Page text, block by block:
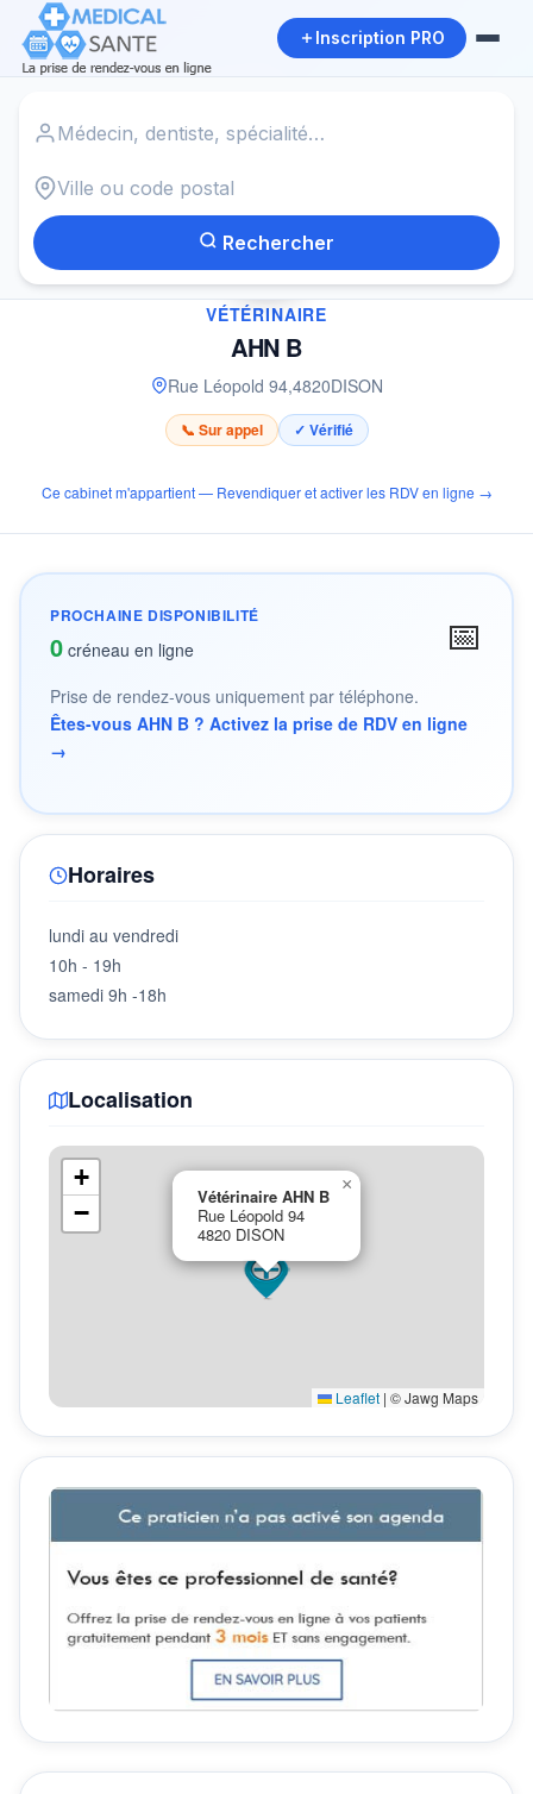
Inscription PRO
Rechercher
✓
VÉTÉRINAIRE
AHN B
Rue Léopold 94,4820DISON
📞 Sur appel ✓ Vérifié
Ce cabinet m'appartient — Revendiquer et activer les RDV en ligne →
PROCHAINE DISPONIBILITÉ
0 créneau en ligne 📅
Prise de rendez-vous uniquement par téléphone.
Êtes-vous AHN B ? Activez la prise de RDV en ligne
→
Horaires
lundi au vendredi
10h - 19h
samedi 9h -18h
Localisation
Vétérinaire AHN B
Rue Léopold 94
4820 DISON
×
+
−
Leaflet | © Jawg Maps